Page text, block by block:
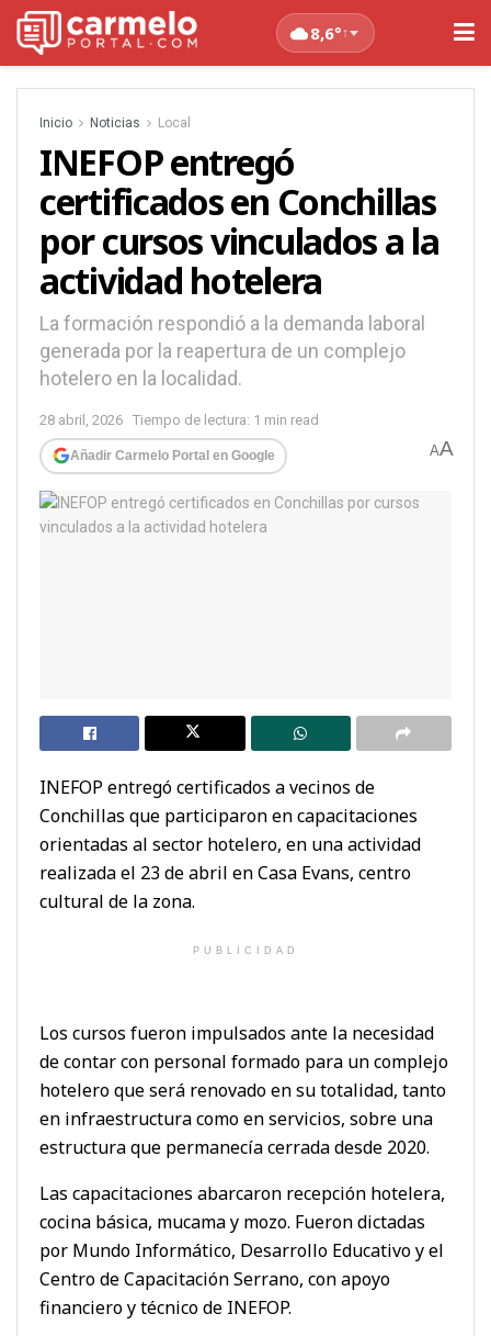
8,6°↑
Inicio Noticias Local
INEFOP entregó
certificados en Conchillas
por cursos vinculados a la
actividad hotelera
La formación respondió a la demanda laboral
generada por la reapertura de un complejo
hotelero en la localidad.
28 abril, 2026 Tiempo de lectura: 1 min read
Añadir Carmelo Portal en Google AA
INEFOP entregó certificados a vecinos de
Conchillas que participaron en capacitaciones
orientadas al sector hotelero, en una actividad
realizada el 23 de abril en Casa Evans, centro
cultural de la zona.
PUBLICIDAD
Los cursos fueron impulsados ante la necesidad
de contar con personal formado para un complejo
hotelero que será renovado en su totalidad, tanto
en infraestructura como en servicios, sobre una
estructura que permanecía cerrada desde 2020.
Las capacitaciones abarcaron recepción hotelera,
cocina básica, mucama y mozo. Fueron dictadas
por Mundo Informático, Desarrollo Educativo y el
Centro de Capacitación Serrano, con apoyo
financiero y técnico de INEFOP.